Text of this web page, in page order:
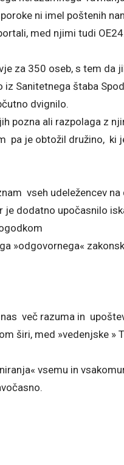
ni imel poštenih
med njimi tudi OE24.
za 350 oseb, s tem da
iz Sanitetnega štaba
dvignilo.
pozna ali razpolaga z
pa je obtožil družino, ki
vseh udeležencev
je dodatno upočasnilo
»odgovornega«
več razuma in
širi, med »vedenjske »
vsemu in